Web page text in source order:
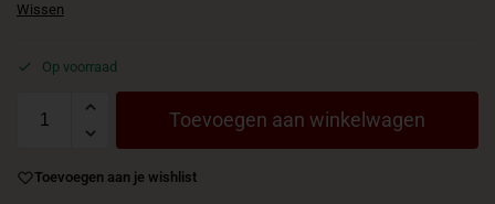
Wissen
Op voorraad
Toevoegen aan winkelwagen
Toevoegen aan je wishlist